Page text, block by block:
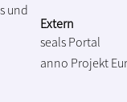
und
Extern
seals Portal
anno Projekt